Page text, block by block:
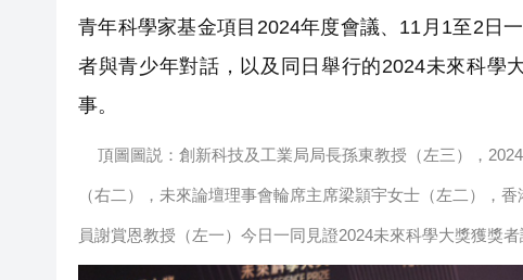
青年科學家基金項目2024年度會議、11月1至2日
者與青少年對話，以及同日舉行的2024未來科學
事。
頂圖圖説：創新科技及工業局局長孫東教授（左三），
（右二），未來論壇理事會輪席主席梁頴宇女士（左二），
員謝賞恩教授（左一）今日一同見證2024未來科學大獎獲獎